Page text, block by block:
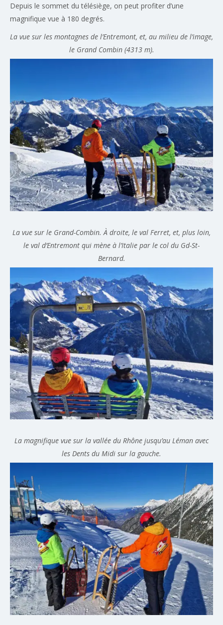
Depuis le sommet du télésiège, on peut profiter d’une
magnifique vue à 180 degrés.
La vue sur les montagnes de l’Entremont, et, au milieu de l’image,
le Grand Combin (4313 m).
La vue sur le Grand-Combin. À droite, le val Ferret, et, plus loin,
le val d’Entremont qui mène à l’Italie par le col du Gd-St-
Bernard.
La magnifique vue sur la vallée du Rhône jusqu’au Léman avec
les Dents du Midi sur la gauche.